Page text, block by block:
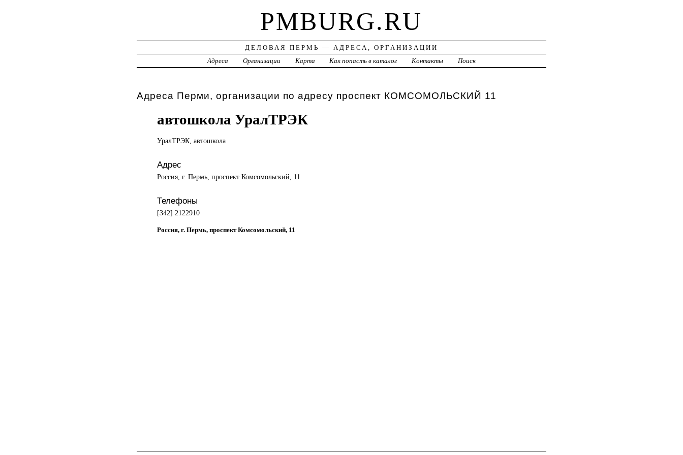
PMBURG.RU
ДЕЛОВАЯ ПЕРМЬ — АДРЕСА, ОРГАНИЗАЦИИ
Адреса
Организации Карта Как попасть в каталог Контакты Поиск
Адреса Перми, организации по адресу проспект КОМСОМОЛЬСКИЙ 11
автошкола УралТРЭК
УралТРЭК, автошкола
Адрес
Россия, г. Пермь, проспект Комсомольский, 11
Телефоны
[342] 2122910
Россия, г. Пермь, проспект Комсомольский, 11